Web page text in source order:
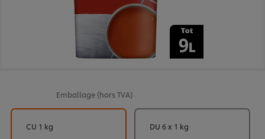
Emballage (hors TVA)
CU 1 kg DU 6 x 1 kg